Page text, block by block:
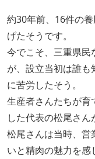
約30年前、16件の
げたそうです。
今でこそ、三重県民
が、設立当初は誰
に苦労したそう。
生産者さんたちが育
した代表の松尾さん
松尾さんは当時、営
いと精肉の魅力を